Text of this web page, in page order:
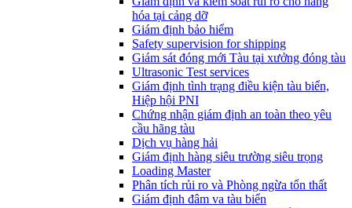
hóa tại cảng dỡ
Giám định bảo hiểm
Safety supervision for shipping
Giám sát đóng mới Tàu tại xưởng đóng tàu
Ultrasonic Test services
Giám định tình trạng điều kiện tàu biển,
Hiệp hội PNI
Chứng nhận giám định an toàn theo yêu
cầu hãng tàu
Dịch vụ hàng hải
Giám định hàng siêu trường siêu trọng
Loading Master
Phân tích rủi ro và Phòng ngừa tổn thất
​Giám định đâm va tàu biển